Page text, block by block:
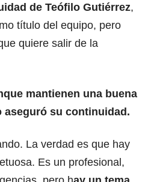
de Teófilo Gutiérrez,
título del equipo, pero
quiere salir de la
mantienen una buena
aseguró su continuidad.
La verdad es que hay
Es un profesional,